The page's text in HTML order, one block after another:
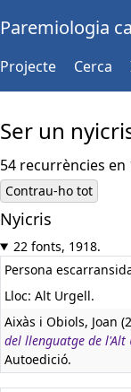
Paremiologia
Projecte Cerca
Ser un
54 recurrències en
Contrau-ho tot
Nyicris
22 fonts, 1918.
Persona
Lloc: Alt Urgell.
Aixàs i Obiols, Joan
del llenguatge de l'Alt
Autoedició.